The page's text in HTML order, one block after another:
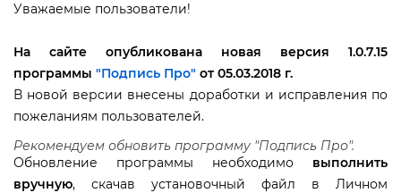
Уважаемые пользователи!
На сайте опубликована новая версия 1.0.7.15
программы "Подпись Про" от 05.03.2018 г.
новой версии внесены доработки и исправления по
пожеланиям пользователей.
Рекомендуем обновить программу "Подпись Про".
Обновление программы необходимо ыполнить
ручную, скачав установочный файл в Личном